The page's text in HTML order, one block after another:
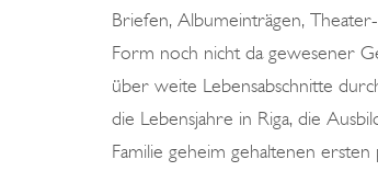
Briefen, Albumeinträgen,
Form noch nicht da gewesener
über weite Lebensabschnitte
die Lebensjahre in Riga, die
Familie geheim gehaltenen